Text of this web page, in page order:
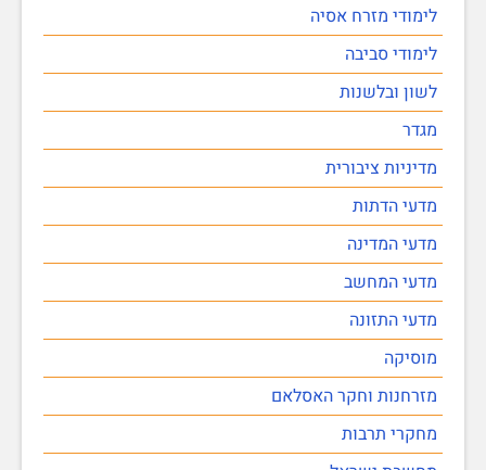
לימודי מזרח אסיה
לימודי סביבה
לשון ובלשנות
מגדר
מדיניות ציבורית
מדעי הדתות
מדעי המדינה
מדעי המחשב
מדעי התזונה
מוסיקה
מזרחנות וחקר האסלאם
מחקרי תרבות